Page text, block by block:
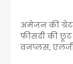
अमेजन की
फीसदी की छूट
वनप्लस,